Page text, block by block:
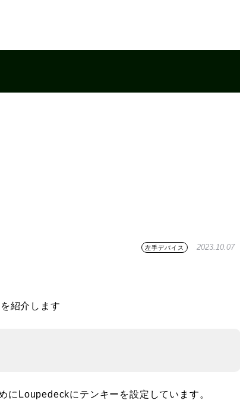
左手デバイス 2023.10.07
紹介します
Loupedeckにテンキーを設定しています。